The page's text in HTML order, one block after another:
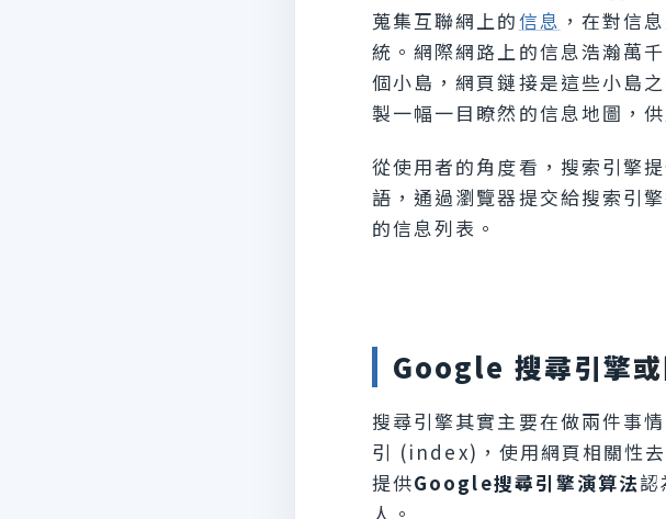
蒐集互聯網上的信息 ，在對信
統。網際網路上的信息浩瀚萬
個小島，網頁鏈接是這些小島
製一幅一目瞭然的信息地圖，
從使用者的角度看，搜索引擎
語，通過瀏覽器提交給搜索引
的信息列表。
Google 搜尋引擎或
搜尋引擎其實主要在做兩件事
引 (index)，使用網頁相關性
提供Google搜尋引擎演算法
人。